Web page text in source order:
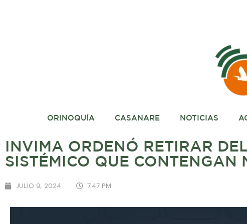
ORINOQUÍA CASANARE NOTICIAS
INVIMA ORDENÓ RETIRAR
SISTÉMICO QUE CONTENGAN
JULIO 9, 2024 7:47 PM